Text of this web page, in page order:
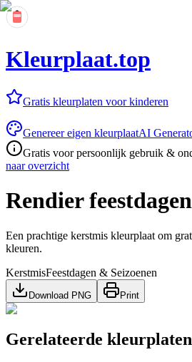
Kleurplaat.top
Gratis kleurplaten voor kinderen
Genereer eigen kleurplaatAI
Gratis voor persoonlijk gebruik &
naar overzicht
Rendier
Een prachtige kerstmis kleurplaat om
kleuren.
KerstmisFeestdagen & Seizoenen
Download PNG Print
Gerelateerde kleurplaten